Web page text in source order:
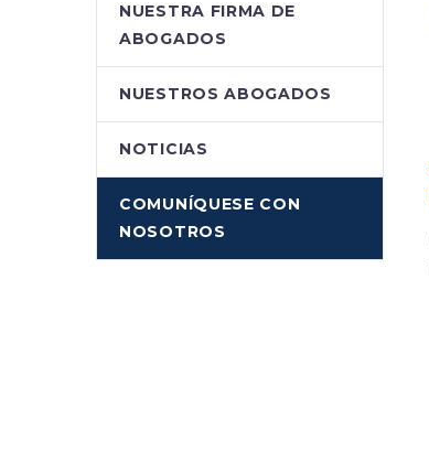
NUESTRA FIRMA DE
ABOGADOS
NUESTROS ABOGADOS
NOTICIAS
COMUNÍQUESE CON
NOSOTROS